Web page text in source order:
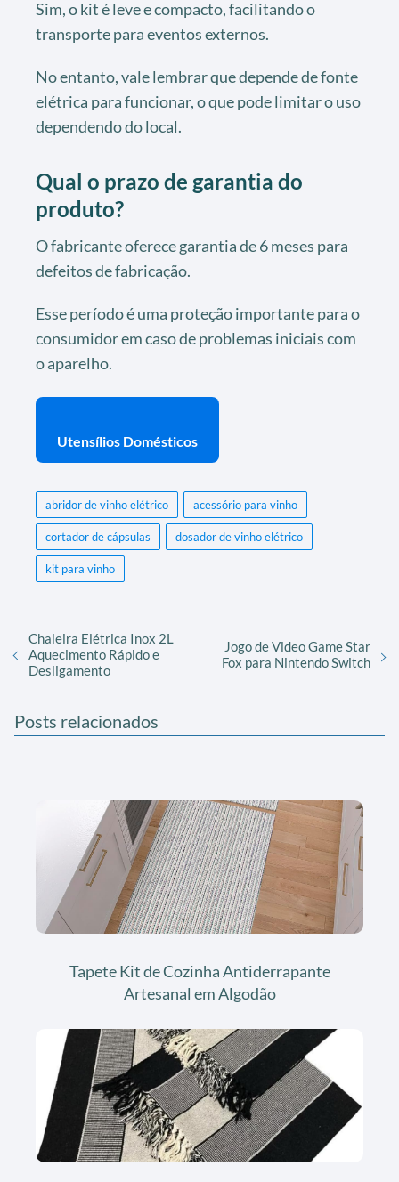
Sim, o kit é leve e compacto, facilitando o
transporte para eventos externos.
No entanto, vale lembrar que depende de fonte
elétrica para funcionar, o que pode limitar o uso
dependendo do local.
Qual o prazo de garantia do
produto?
O fabricante oferece garantia de 6 meses para
defeitos de fabricação.
Esse período é uma proteção importante para o
consumidor em caso de problemas iniciais com
o aparelho.
Utensílios Domésticos
abridor de vinho elétrico acessório para vinho
cortador de cápsulas dosador de vinho elétrico
kit para vinho
Chaleira Elétrica Inox 2L
Aquecimento Rápido e
Desligamento
Jogo de Video Game Star
Fox para Nintendo Switch
Posts relacionados
Tapete Kit de Cozinha Antiderrapante
Artesanal em Algodão